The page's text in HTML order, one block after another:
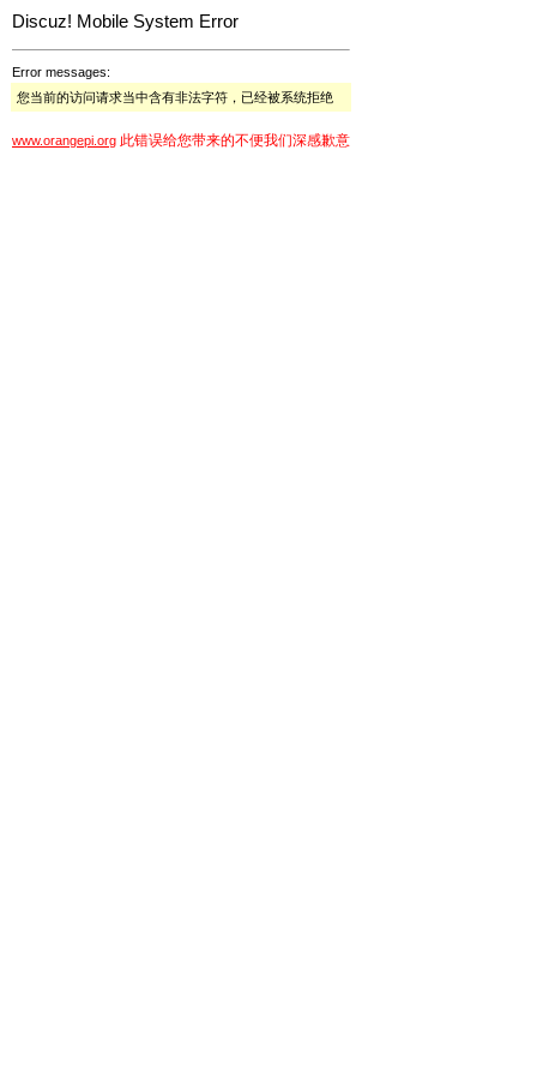
Discuz! Mobile System Error
Error messages:
您当前的访问请求当中含有非法字符，已经被系统拒绝
www.orangepi.org 此错误给您带来的不便我们深感歉意